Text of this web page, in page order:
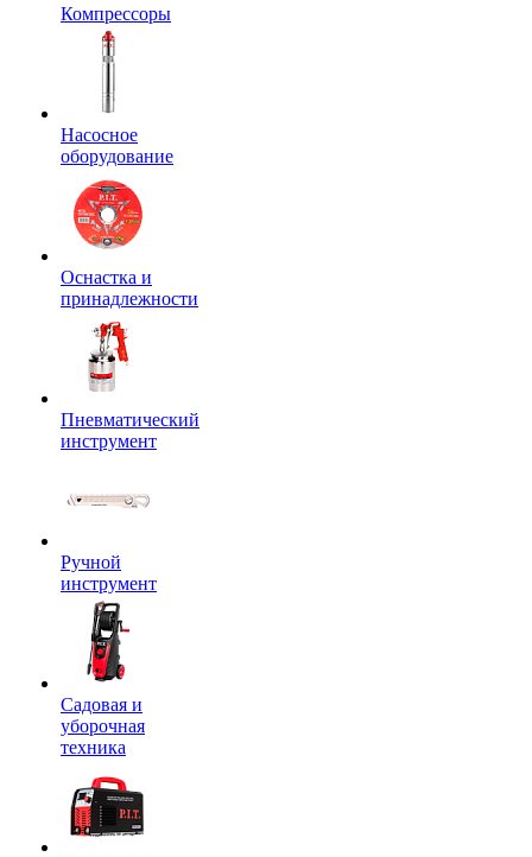
Компрессоры
Насосное
оборудование
Оснастка и
принадлежности
Пневматический
инструмент
Ручной
инструмент
Садовая и
уборочная
техника